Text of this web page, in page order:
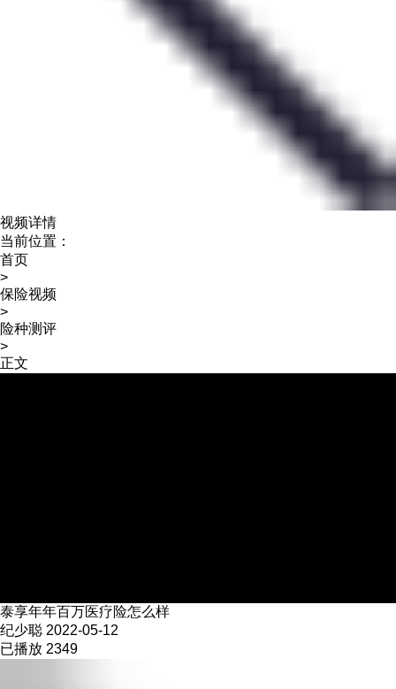
视频详情
当前位置：
首页
>
保险视频
>
险种测评
>
正文
泰享年年百万医疗险怎么样
纪少聪 2022-05-12
已播放 2349